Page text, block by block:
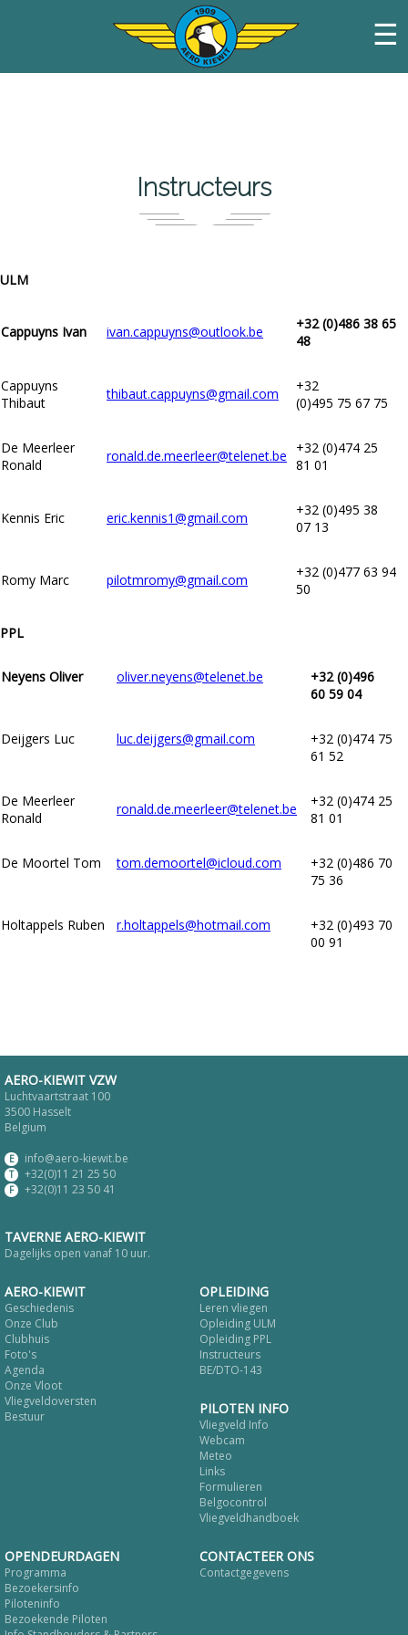
☰
Instructeurs
ULM
Cappuyns Ivan ivan.cappuyns@outlook.be
+32 (0)486 38 65
48
Cappuyns
Thibaut
thibaut.cappuyns@gmail.com
+32
(0)495 75 67 75
De Meerleer
Ronald
ronald.de.meerleer@telenet.be
+32 (0)474 25
81 01
Kennis Eric eric.kennis1@gmail.com
+32 (0)495 38
07 13
Romy Marc pilotmromy@gmail.com
+32 (0)477 63 94
50
PPL
Neyens Oliver oliver.neyens@telenet.be
+32 (0)496
60 59 04
Deijgers Luc luc.deijgers@gmail.com
+32 (0)474 75
61 52
De Meerleer
Ronald
ronald.de.meerleer@telenet.be
+32 (0)474 25
81 01
De Moortel Tom tom.demoortel@icloud.com
+32 (0)486 70
75 36
Holtappels Ruben r.holtappels@hotmail.com
+32 (0)493 70
00 91
AERO-KIEWIT VZW
Luchtvaartstraat 100
3500 Hasselt
Belgium
E info@aero-kiewit.be
T +32(0)11 21 25 50
F +32(0)11 23 50 41
TAVERNE AERO-KIEWIT
Dagelijks open vanaf 10 uur.
AERO-KIEWIT
Geschiedenis
Onze Club
Clubhuis
Foto's
Agenda
Onze Vloot
Vliegveldoversten
Bestuur
OPLEIDING
Leren vliegen
Opleiding ULM
Opleiding PPL
Instructeurs
BE/DTO-143
PILOTEN INFO
Vliegveld Info
Webcam
Meteo
Links
Formulieren
Belgocontrol
Vliegveldhandboek
OPENDEURDAGEN
Programma
Bezoekersinfo
Piloteninfo
Bezoekende Piloten
CONTACTEER ONS
Contactgegevens